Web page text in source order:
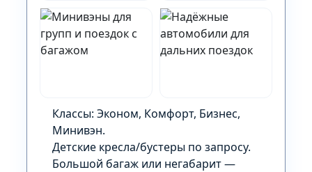
Классы: Эконом, Комфорт, Бизнес,
Минивэн.
Детские кресла/бустеры по запросу.
Большой багаж или негабарит —